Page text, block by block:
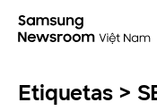
Etiquetas >